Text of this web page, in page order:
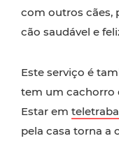
com outros cães,
cão saudável e
Este serviço é
tem um cachorro
Estar em
pela casa torna a